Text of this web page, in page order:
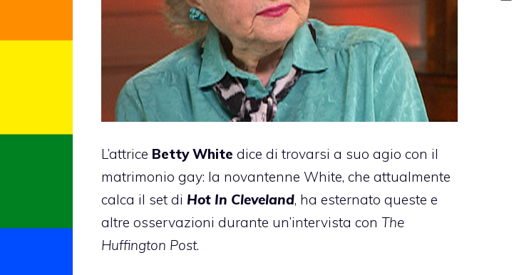
L’attrice Betty White dice di trovarsi a suo agio con il
matrimonio gay: la novantenne White, che attualmente
calca il set di Hot In Cleveland, ha esternato queste e
altre osservazioni durante un’intervista con The
Huffington Post.